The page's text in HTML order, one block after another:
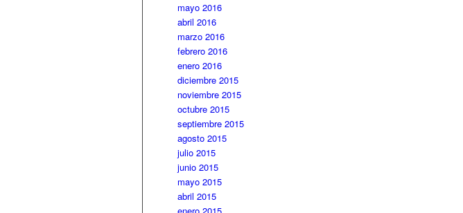
mayo 2016
abril 2016
marzo 2016
febrero 2016
enero 2016
diciembre 2015
noviembre 2015
octubre 2015
septiembre 2015
agosto 2015
julio 2015
junio 2015
mayo 2015
abril 2015